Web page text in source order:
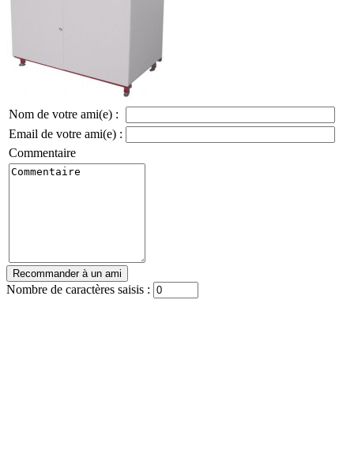
Nom de votre ami(e) :
Email de votre ami(e) :
Commentaire
Nombre de caractères saisis :